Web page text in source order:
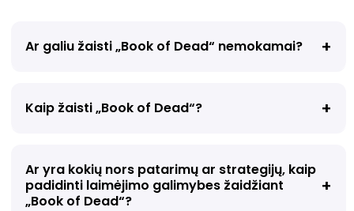
Ar galiu žaisti „Book of Dead“ nemokamai?
Kaip žaisti „Book of Dead“?
Ar yra kokių nors patarimų ar strategijų, kaip
padidinti laimėjimo galimybes žaidžiant
„Book of Dead“?